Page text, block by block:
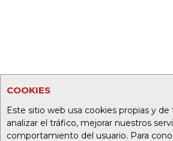
COOKIES
Este sitio web usa cookies propias y de
analizar el tráfico, mejorar nuestros
comportamiento del usuario. Para